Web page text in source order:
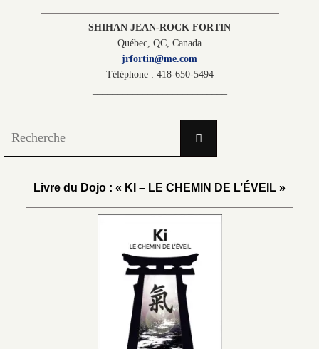
SHIHAN JEAN-ROCK FORTIN
Québec, QC, Canada
jrfortin@me.com
Téléphone : 418-650-5494
Recherche
Livre du Dojo : « KI – LE CHEMIN DE L’ÉVEIL »